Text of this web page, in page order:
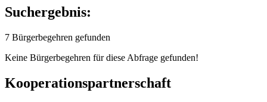
Suchergebnis:
7 Bürgerbegehren gefunden
Keine Bürgerbegehren für diese Abfrage gefunden!
Kooperationspartnerschaft